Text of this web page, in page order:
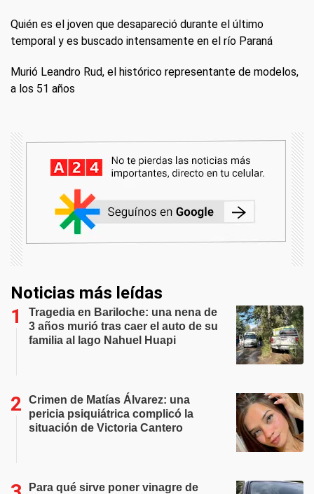
Quién es el joven que desapareció durante el último
temporal y es buscado intensamente en el río Paraná
Murió Leandro Rud, el histórico representante de modelos,
a los 51 años
Noticias más leídas
Tragedia en Bariloche: una nena de
3 años murió tras caer el auto de su
familia al lago Nahuel Huapi
Crimen de Matías Álvarez: una
pericia psiquiátrica complicó la
situación de Victoria Cantero
Para qué sirve poner vinagre de